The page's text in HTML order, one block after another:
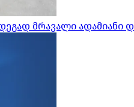
მრავალი ადამიანი